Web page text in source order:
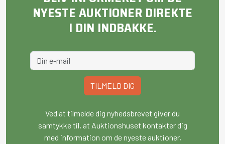
NYESTE AUKTIONER DIREKTE
I DIN INDBAKKE.
TILMELD DIG
Ved at tilmelde dig nyhedsbrevet giver du
samtykke til, at Auktionshuset kontakter dig
med information om de nyeste auktioner,